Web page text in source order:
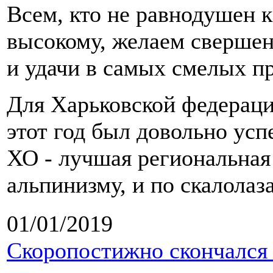
Всем, кто не равнодушен
высокому, желаем
и удачи в самых смелых
Для Харьковской
этот год был довольно
ХО - лучшая
альпинизму, и по
01/01/2019
Скоропостижно